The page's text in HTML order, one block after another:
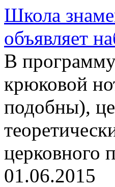
Школа
объявляет
В программу
крюковой
подобны),
церковного
01.06.2015